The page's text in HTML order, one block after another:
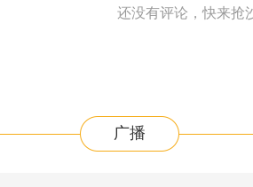
还没有评论，快来抢
广播